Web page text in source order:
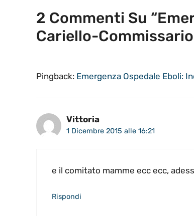
2 Commenti Su
Cariello-
Pingback: Emergenza Ospedale Eboli:
Vittoria
1 Dicembre 2015 alle 16:21
e il comitato mamme ecc ecc,
Rispondi